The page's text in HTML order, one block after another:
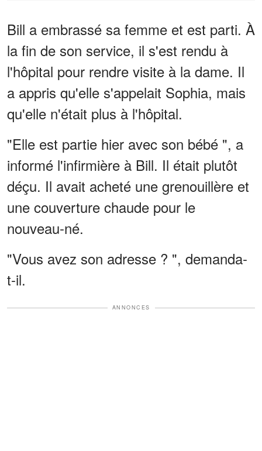
Bill a embrassé sa femme et est parti. À
la fin de son service, il s'est rendu à
l'hôpital pour rendre visite à la dame. Il
a appris qu'elle s'appelait Sophia, mais
qu'elle n'était plus à l'hôpital.
"Elle est partie hier avec son bébé ", a
informé l'infirmière à Bill. Il était plutôt
déçu. Il avait acheté une grenouillère et
une couverture chaude pour le
nouveau-né.
"Vous avez son adresse ? ", demanda-
t-il.
ANNONCES